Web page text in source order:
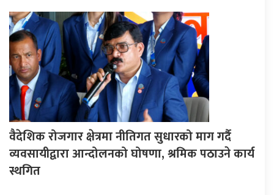
वैदेशिक रोजगार क्षेत्रमा नीतिगत सुधारको माग गर्दै
व्यवसायीद्वारा आन्दोलनको घोषणा, श्रमिक पठाउने कार्य
स्थगित